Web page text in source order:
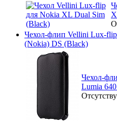
Чехол-флип Vellini Lux-
(Nokia) DS (Black)
Чехол-
Lumia